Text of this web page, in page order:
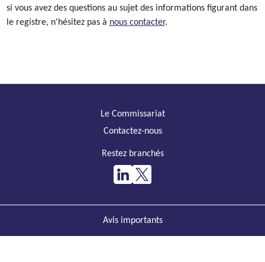
si vous avez des questions au sujet des informations figurant dans
le registre, n'hésitez pas à nous contacter.
Le Commissariat
Contactez-nous
Restez branchés
Avis importants